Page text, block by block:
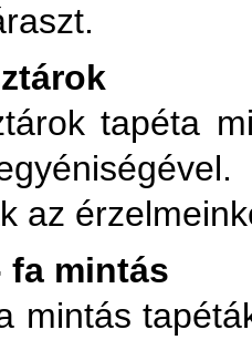
tapéta
az
fa mintás
mintás